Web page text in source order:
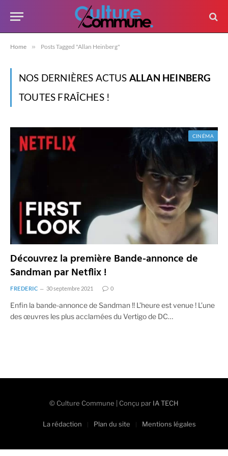
Home » Posts Tagged "Allan Heinberg"
NOS DERNIÈRES ACTUS ALLAN HEINBERG
TOUTES FRAÎCHES !
CINÉMA
Découvrez la première Bande-annonce de
Sandman par Netflix !
FREDERIC 30 septembre 2021 0
Enfin la bande-annonce de Sandman !! L’heure est venue ! L’une
des œuvres les plus acclamées du Vertigo de DC…
© Culture Commune | Conçu par IA TECH
La rédaction Plan du site Mentions légales